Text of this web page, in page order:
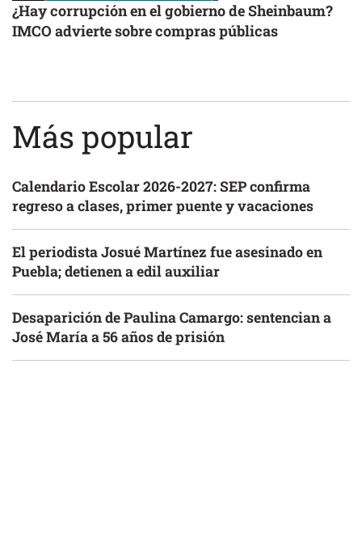
¿Hay corrupción en el gobierno de Sheinbaum?
IMCO advierte sobre compras públicas
Más popular
Calendario Escolar 2026-2027: SEP confirma
regreso a clases, primer puente y vacaciones
El periodista Josué Martínez fue asesinado en
Puebla; detienen a edil auxiliar
Desaparición de Paulina Camargo: sentencian a
José María a 56 años de prisión